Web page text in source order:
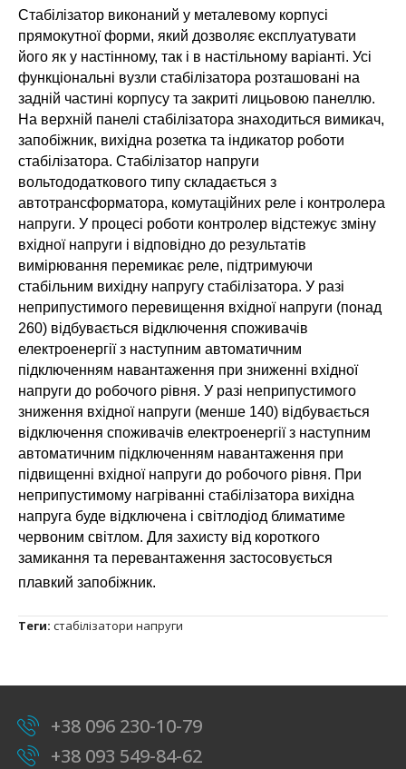
Стабілізатор виконаний у металевому корпусі
прямокутної форми, який дозволяє експлуатувати
його як у настінному, так і в настільному варіанті. Усі
функціональні вузли стабілізатора розташовані на
задній частині корпусу та закриті лицьовою панеллю.
На верхній панелі стабілізатора знаходиться вимикач,
запобіжник, вихідна розетка та індикатор роботи
стабілізатора. Стабілізатор напруги
вольтододаткового типу складається з
автотрансформатора, комутаційних реле і контролера
напруги. У процесі роботи контролер відстежує зміну
вхідної напруги і відповідно до результатів
вимірювання перемикає реле, підтримуючи
стабільним вихідну напругу стабілізатора. У разі
неприпустимого перевищення вхідної напруги (понад
260) відбувається відключення споживачів
електроенергії з наступним автоматичним
підключенням навантаження при зниженні вхідної
напруги до робочого рівня. У разі неприпустимого
зниження вхідної напруги (менше 140) відбувається
відключення споживачів електроенергії з наступним
автоматичним підключенням навантаження при
підвищенні вхідної напруги до робочого рівня. При
неприпустимому нагріванні стабілізатора вихідна
напруга буде відключена і світлодіод блиматиме
червоним світлом. Для захисту від короткого
замикання та перевантаження застосовується
плавкий запобіжник.
Теги: стабілізатори напруги
+38 096 230-10-79
+38 093 549-84-62